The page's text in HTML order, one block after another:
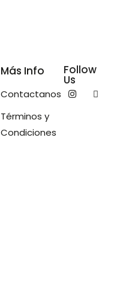
Más Info
Contactanos
Términos y
Condiciones
Follow
Us